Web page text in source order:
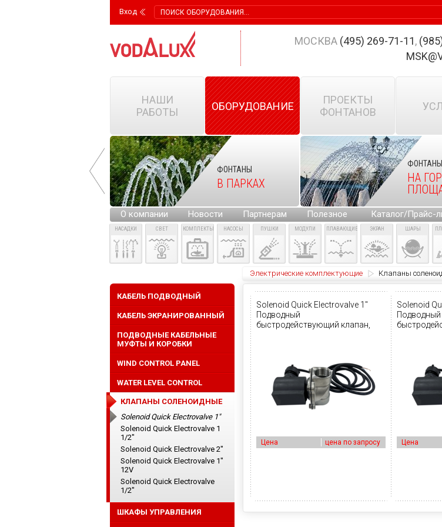
Вход
МОСКВА (495) 269-71-11,
НАШИ
РАБОТЫ
ОБОРУДОВАНИЕ
ПРОЕКТЫ
ФОНТАНОВ
НА ГОРОДСКИХ
ФОНТАНЫ
В ПАРКАХ
ФОНТАНЫ
НА
О компании Новости Партнерам Полезное Каталог/Прайс-
НАСАДКИ СВЕТ КОМПЛЕКТЫ НАСОСЫ ПУШКИ МОДУЛИ ПЛАВАЮЩИЕ ЭКРАН ШАРЫ
Электрические комплектующие Клапаны
Solenoid Quick Electrovalve 1"
Подводный
быстродействующий клапан,
Цена цена по запросу
Solenoid
Подводный
Цена
КАБЕЛЬ ПОДВОДНЫЙ
КАБЕЛЬ ЭКРАНИРОВАННЫЙ
ПОДВОДНЫЕ КАБЕЛЬНЫЕ
МУФТЫ И КОРОБКИ
WIND CONTROL PANEL
WATER LEVEL CONTROL
КЛАПАНЫ СОЛЕНОИДНЫЕ
Solenoid Quick Electrovalve 1"
Solenoid Quick Electrovalve 1
1/2"
Solenoid Quick Electrovalve 2"
Solenoid Quick Electrovalve 1"
12V
Solenoid Quick Electrovalve
1/2"
ШКАФЫ УПРАВЛЕНИЯ